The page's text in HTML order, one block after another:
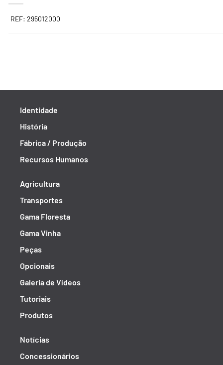
REF: 295012000
Identidade
História
Fábrica / Produção
Recursos Humanos
Agricultura
Transportes
Gama Floresta
Gama Vinha
Peças
Opcionais
Galeria de Vídeos
Tutoriais
Produtos
Notícias
Concessionários